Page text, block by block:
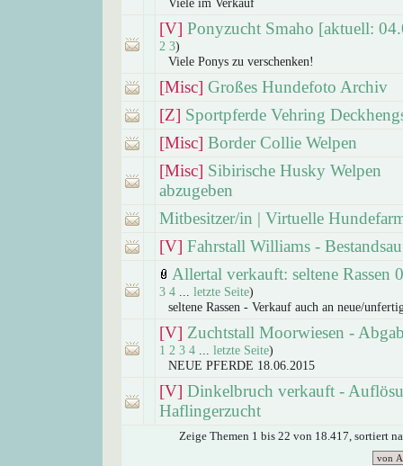
[V] Ponyzucht Smaho [aktuell:
2 3)
Viele Ponys zu verschenken!
[Misc] Großes Hundefoto Archiv
[Z] Sportpferde Vehring
[Misc] Border Collie Welpen
[Misc] Sibirische Husky Welpen
abzugeben
Mitbesitzer/in | Virtuelle
[V] Fahrstall Williams -
Allertal verkauft: seltene Rassen
3 4 letzte Seite)
seltene Rassen - Verkauf auch an neue/
[V] Zuchtstall Moorwiesen -
1 2 3 4 letzte Seite)
NEUE PFERDE 18.06.2015
[V] Dinkelbruch verkauft -
Haflingerzucht
Zeige Themen 1 bis 22 von 18.417, sortiert